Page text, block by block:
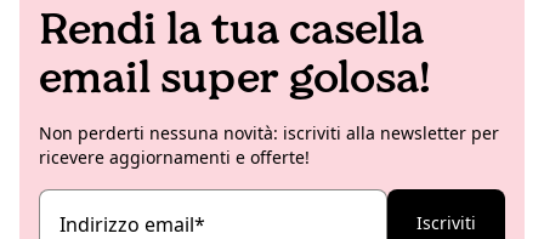
Rendi la tua casella
email super golosa!
Non perderti nessuna novità: iscriviti alla newsletter per
ricevere aggiornamenti e offerte!
Indirizzo email* Iscriviti